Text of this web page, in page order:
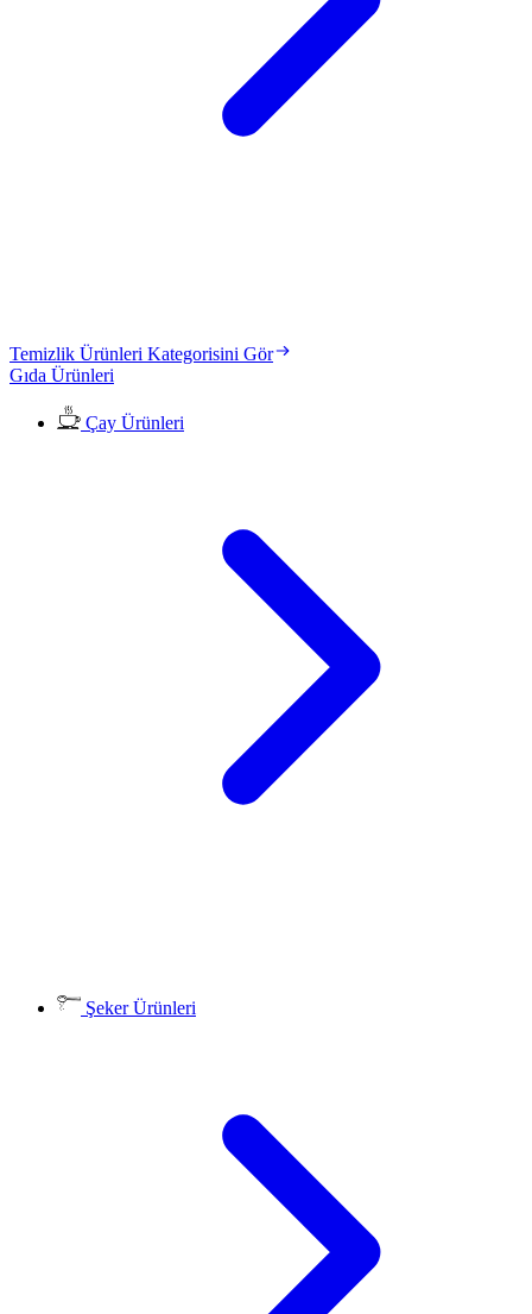
Temizlik Ürünleri Kategorisini Gör
Gıda Ürünleri
Çay Ürünleri
Şeker Ürünleri